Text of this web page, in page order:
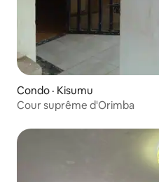
Condo · Kisumu
Cour suprême d'Orimba